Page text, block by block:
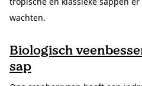
wachten.
Biologisch
sap